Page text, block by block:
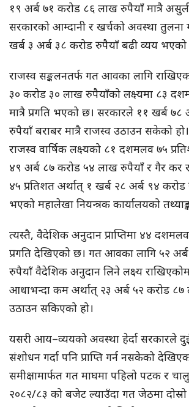
१९ अर्ब ७१ करोड ८६ लाख रुपैयाँ मात्रै
सरकारको आम्दानी र खर्चको अवस्था तुलना
खर्ब ३ अर्ब ३८ करोड रुपैयाँ बढी व्यय
राजस्व सङ्कलनतर्फ गत आवका लागि
३० करोड ३० लाख रुपैयाँको लक्ष्यमा ८३
मात्रै प्रगति भएको छ। सरकारले ११ खर्ब ७८
रुपैयाँ बराबर मात्रै राजस्व उठाउन सकेको
राजस्व वार्षिक लक्ष्यको ८१ दशमलव ७५
४९ अर्ब ८७ करोड ५४ लाख रुपैयाँ र गैर कर
४५ प्रतिशत अर्थात् १ खर्ब २८ अर्ब ९४ करोड
भएको महालेखा नियन्त्रक कार्यालयको
त्यस्तै, वैदेशिक अनुदान प्राप्तिमा ४४ दशमलव
प्रगति देखिएको छ। गत आवका लागि ५२
रुपैयाँ वैदेशिक अनुदान लिने लक्ष्य
आधाभन्दा कम अर्थात् २३ अर्ब ५२ करोड ८७
उठाउन सकिएको हो।
यसरी आय–व्ययको अवस्था हेर्दा सरकारले
संशोधन गर्दा पनि प्राप्ति गर्न नसकेको
समीक्षामार्फत गत माघमा पहिलो पटक र
२०८२/८३ को बजेट ल्याउँदा गत जेठमा